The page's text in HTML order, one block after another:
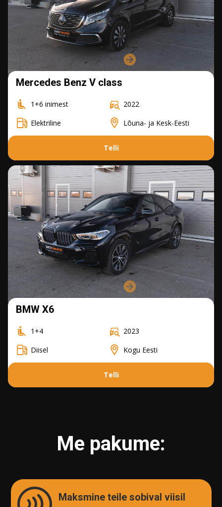
Merсedes Benz V class
1+6 inimest
2022
Elektriline
Lõuna- ja Kesk-Eesti
Telli
BMW X6
1+4
2023
Diisel
Kogu Eesti
Telli
Me pakume:
Maksmine teile sobival viisil